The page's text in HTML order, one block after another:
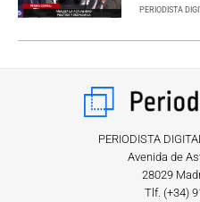
PERIODISTA
PERIODISTA
Avenida de
28029
Tlf. (+34)